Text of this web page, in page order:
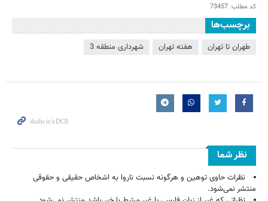
کد مطلب: 73457
برچسب‌ها
طهران تا تهران هفته تهران شهرداری منطقه 3
نظر شما
نظرات حاوی توهین و هرگونه نسبت ناروا به اشخاص حقیقی و حقوقی
منتشر نمی‌شود.